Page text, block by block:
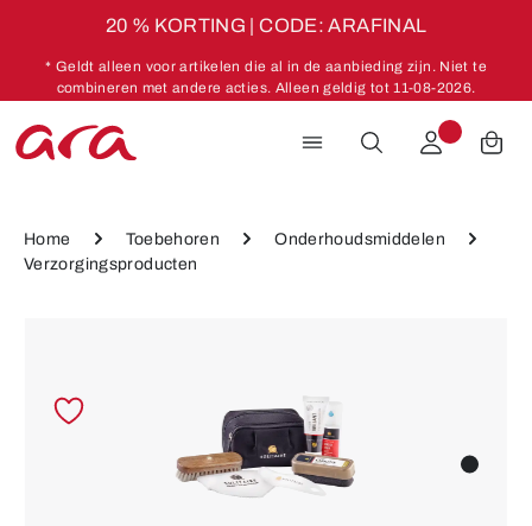
20 % KORTING | CODE: ARAFINAL
* Geldt alleen voor artikelen die al in de aanbieding zijn. Niet te
combineren met andere acties. Alleen geldig tot 11-08-2026.
Home Toebehoren
Onderhoudsmiddelen
Verzorgingsproducten